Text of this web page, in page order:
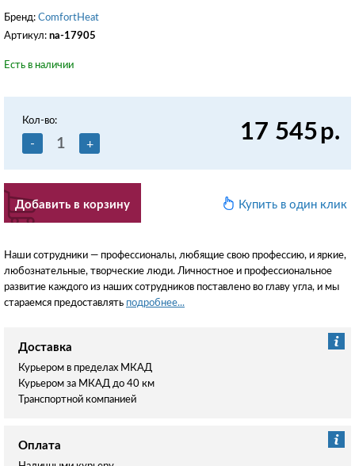
Бренд: ComfortHeat
Артикул: na-17905
Есть в наличии
Кол-во:
- +
Добавить в корзину
17 545р.
Купить в один клик
Наши сотрудники — профессионалы, любящие свою профессию, и яркие,
любознательные, творческие люди. Личностное и профессиональное
развитие каждого из наших сотрудников поставлено во главу угла, и мы
стараемся предоставлять подробнее...
Доставка
Курьером в пределах МКАД
Курьером за МКАД до 40 км
Транспортной компанией
Оплата